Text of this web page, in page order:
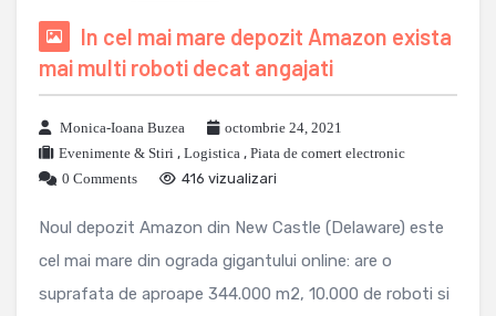
In cel mai mare depozit Amazon exista
mai multi roboti decat angajati
Monica-Ioana Buzea
octombrie 24, 2021
Evenimente & Stiri , Logistica , Piata de comert electronic
0 Comments
416 vizualizari
Noul depozit Amazon din New Castle (Delaware) este
cel mai mare din ograda gigantului online: are o
suprafata de aproape 344.000 m2, 10.000 de roboti si